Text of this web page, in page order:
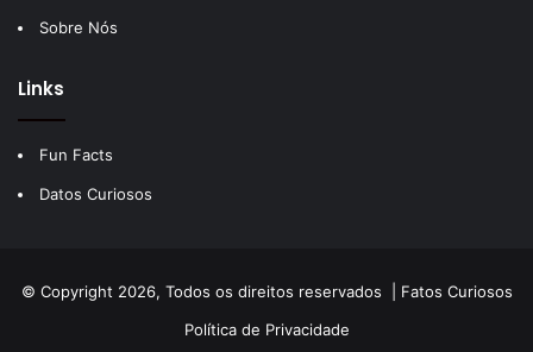
Sobre Nós
Links
Fun Facts
Datos Curiosos
© Copyright 2026, Todos os direitos reservados | Fatos Curiosos
Política de Privacidade